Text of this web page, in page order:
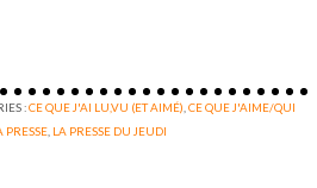
:CE QUE J'AI LU,VU (ET AIMÉ) ,CE QUE J'AIME/QUI
PRESSE LA PRESSE DU JEUDI